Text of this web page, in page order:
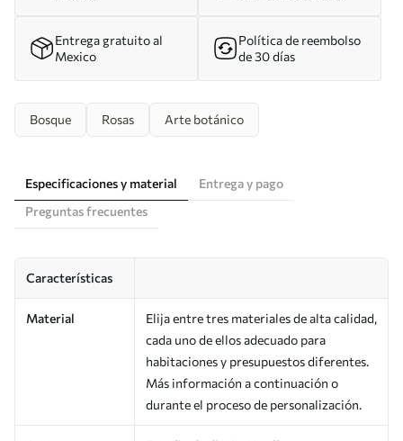
Entrega gratuito al
Mexico
Política de reembolso
de 30 días
Bosque Rosas Arte botánico
Especificaciones y material
Entrega y pago
Preguntas frecuentes
Características
Material
Elija entre tres materiales de alta calidad,
cada uno de ellos adecuado para
habitaciones y presupuestos diferentes.
Más información a continuación o
durante el proceso de personalización.